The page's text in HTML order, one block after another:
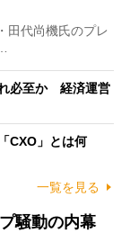
田代尚機氏のプレ
必至か 経済運営
CXO」とは何
一覧を見る
騒動の内幕